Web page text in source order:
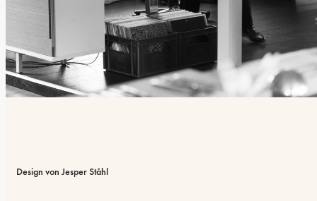
Design von Jesper Ståhl